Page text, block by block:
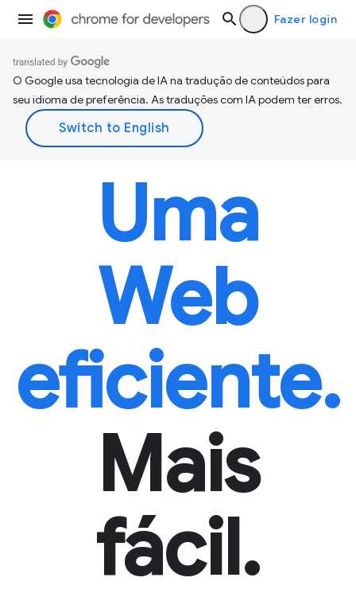
Fazer login
O Google usa tecnologia de IA na tradução de conteúdos para
seu idioma de preferência. As traduções com IA podem ter erros.
Uma
Web
eficiente.
Mais
fácil.